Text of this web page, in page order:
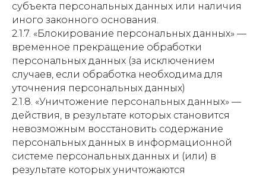
субъекта персональных данных или наличия
иного законного основания.
2.1.7. «Блокирование персональных данных» —
временное прекращение обработки
персональных данных (за исключением
случаев, если обработка необходима для
уточнения персональных данных)
2.1.8. «Уничтожение персональных данных» —
действия, в результате которых становится
невозможным восстановить содержание
персональных данных в информационной
системе персональных данных и (или) в
результате которых уничтожаются